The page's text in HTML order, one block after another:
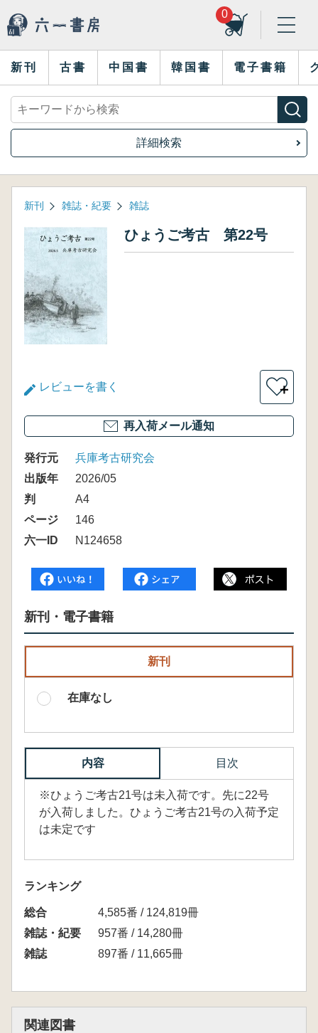
0
新刊 古書 中国書 韓国書 電子書籍
詳細検索
新刊 雑誌・紀要 雑誌
ひょうご考古 第22号
レビューを書く ＋
再入荷メール通知
発行元
兵庫考古研究会
出版年
2026/05
判
A4
ページ
146
六一ID
N124658
新刊・電子書籍
新刊
在庫なし
内容 目次
※ひょうご考古21号は未入荷です。先に22号
が入荷しました。ひょうご考古21号の入荷予定
は未定です
ランキング
総合
4,585番 / 124,819冊
雑誌・紀要
957番 / 14,280冊
雑誌
897番 / 11,665冊
関連図書